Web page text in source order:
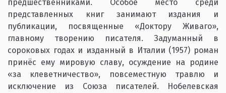
предшественниками. Особое место среди
представленных книг занимают издания и
публикации, посвященные «Доктору Живаго»,
главному творению писателя. Задуманный в
сороковых годах и изданный в Италии (1957) роман
принёс ему мировую славу, осуждение на родине
«за клеветничество», повсеместную травлю и
исключение из Союза писателей. Нобелевская